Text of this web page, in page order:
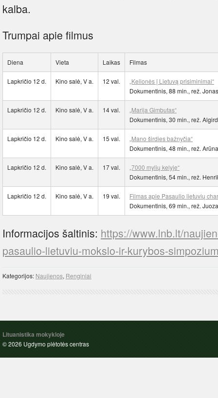
kalba.
Trumpai apie filmus
Diena Vieta Laikas Filmas
Lapkričio 12 d. Kino salė, V a. 12 val.
„Kelionės į Lietuvą prisiminimai“
Dokumentinis, 88 min., rež.
Lapkričio 12 d. Kino salė, V a. 14 val.
„Marija Gimbutas“
Dokumentinis, 30 min., rež.
Lapkričio 12 d. Kino salė, V a. 15 val.
„Mano širdies bažnyčia“
Dokumentinis, 48 min., rež.
Lapkričio 12 d. Kino salė, V a. 17 val.
„7000 mylių kelyje“
Dokumentinis, 54 min., rež.
Lapkričio 12 d. Kino salė, V a. 19 val.
Filmas apie Pasaulio lietuvių
Dokumentinis, 69 min., rež.
Informacijos šaltinis: https://www.lnb.lt/
pasaulio-lietuviu-mokslo-ir-kurybos-
Kategorijos: Naujienos, Renginiai
Lituanistika mokykloje
© 2026 Ugdymo plėtotės centras